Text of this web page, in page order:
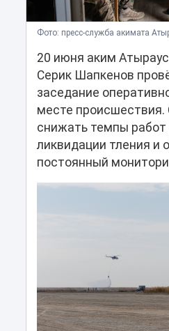
Фото: пресс-служба акимата
20 июня аким
Серик Шапкенов
заседание
месте происшествия.
снижать темпы работ
ликвидации тления и
постоянный